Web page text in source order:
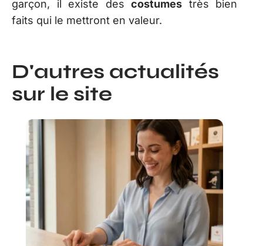
garçon, il existe des costumes très bien
faits qui le mettront en valeur.
D'autres actualités
sur le site